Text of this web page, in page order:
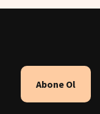
Abone Ol